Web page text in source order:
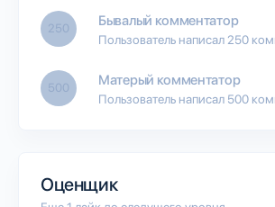
250 Бывалый комментатор
Пользователь написал 250
500 Матерый комментатор
Пользователь написал 500
Оценщик